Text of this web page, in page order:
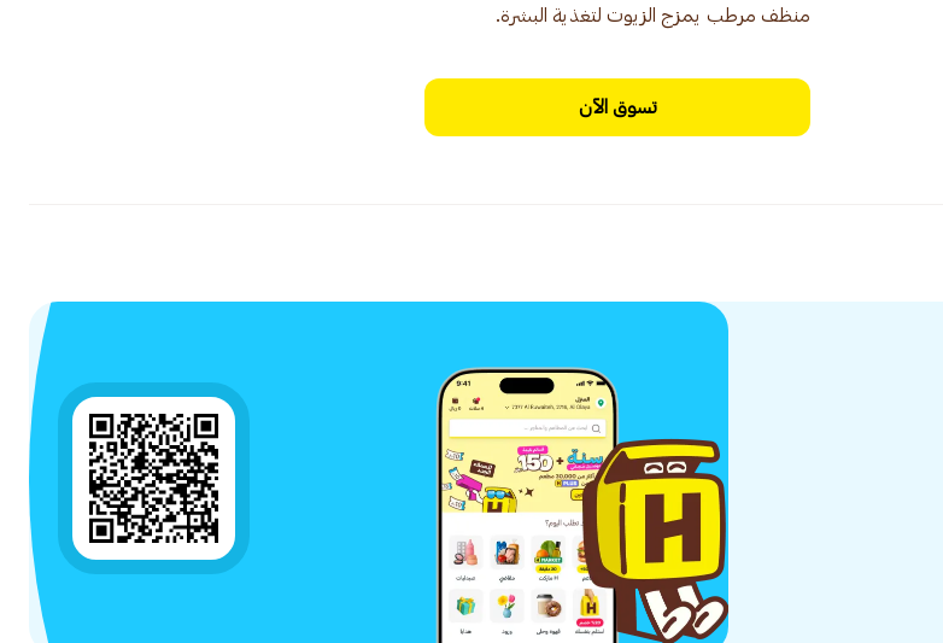
منظف ​​مرطب يمزج الزيوت لتغذية البشرة.
تسوق الآن